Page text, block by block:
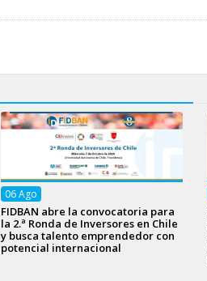
06Ago
FIDBAN abre la convocatoria para
la 2.ª Ronda de Inversores en Chile
y busca talento emprendedor con
potencial internacional